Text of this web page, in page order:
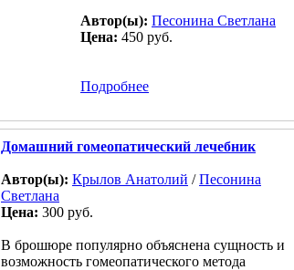
Автор(ы): Песонина Светлана
Цена: 450 руб.
Подробнее
Домашний гомеопатический лечебник
Автор(ы): Крылов Анатолий /Песонина
Светлана
Цена: 300 руб.
В брошюре популярно объяснена сущность и
возможность гомеопатического метода